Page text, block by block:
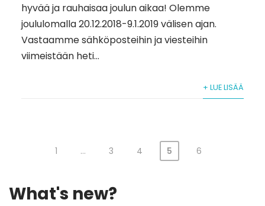
hyvää ja rauhaisaa joulun aikaa! Olemme
joululomalla 20.12.2018-9.1.2019 välisen ajan.
Vastaamme sähköposteihin ja viesteihin
viimeistään heti...
+ LUE LISÄÄ
sivutus
1 … 3 4 5 6
What's new?